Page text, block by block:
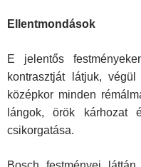
Ellentmondások
E jelentős
kontrasztját látjuk,
középkor minden
lángok, örök kárhozat
csikorgatása.